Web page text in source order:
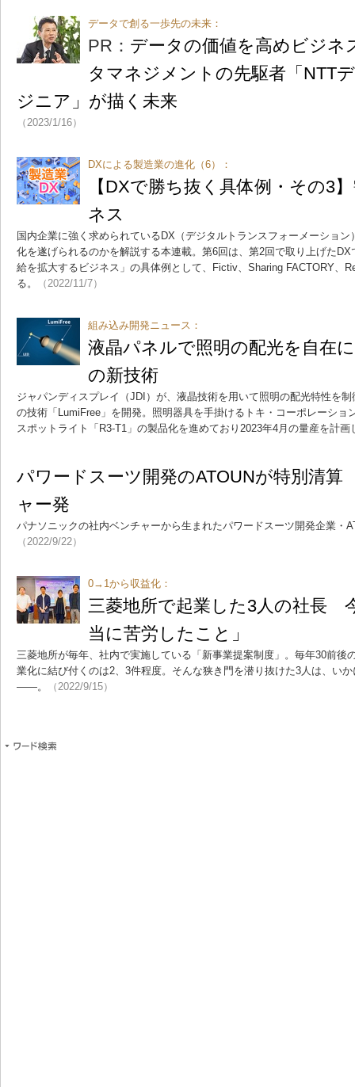
データで創る一歩先の未来：
PR： データの価値を高めビジ
タマネジメントの先駆者「NTT
ジニア」が描く未来
（2023/1/16）
DXによる製造業の進化（6）：
【DXで勝ち抜く具体例・その3
ネス
国内企業に強く求められているDX（デジタルトランスフォーメーショ
化を遂げられるのかを解説する本連載。第6回は、第2回で取り上げた
給を拡大するビジネス」の具体例として、Fictiv、Sharing FACTORY、
る。
（2022/11/7）
組み込み開発ニュース：
液晶パネルで照明の配光を自在
の新技術
ジャパンディスプレイ（JDI）が、液晶技術を用いて照明の配光特性を
の技術「LumiFree」を開発。照明器具を手掛けるトキ・コーポレーショ
スポットライト「R3-T1」の製品化を進めており2023年4月の量産を計画
パワードスーツ開発のATOUNが特別清
ャー発
パナソニックの社内ベンチャーから生まれたパワードスーツ開発企業・
（2022/9/22）
0→1から収益化：
三菱地所で起業した3人の社長
当に苦労したこと」
三菱地所が毎年、社内で実施している「新事業提案制度」。毎年30前後
業化に結び付くのは2、3件程度。そんな狭き門を潜り抜けた3人は、い
――。
（2022/9/15）